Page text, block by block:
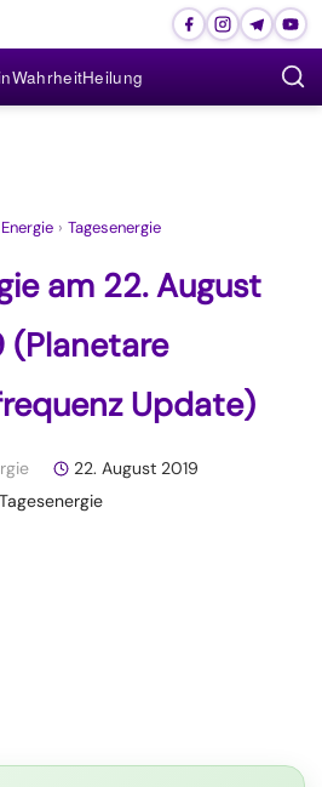
WahrheitHeilung
› Tagesenergie
am 22. August
(Planetare
Update)
22. August 2019
Tagesenergie